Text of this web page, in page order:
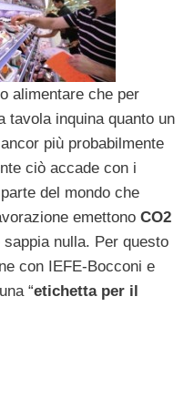
alimentare che per
tavola inquina quanto un
più probabilmente
ciò accade con i
del mondo che
emettono CO2
nulla. Per questo
con IEFE-Bocconi e
“etichetta per il